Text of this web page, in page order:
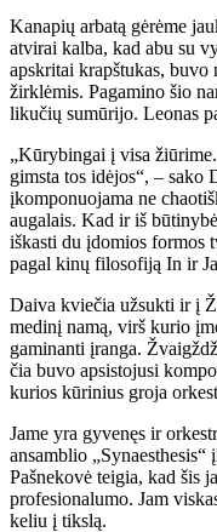
Kanapių arbatą gėrėme
atvirai kalba, kad abu su
apskritai krapštukas, buvo
žirklėmis. Pagamino šio
likučių sumūrijo. Leonas
„Kūrybingai į visa
gimsta tos idėjos“, – sako
įkomponuojama ne
augalais. Kad ir iš
iškasti du įdomios formos
pagal kinų filosofiją In ir
Daiva kviečia užsukti ir į
medinį namą, virš kurio
gaminanti įranga.
čia buvo apsistojusi
kurios kūrinius groja
Jame yra gyvenęs ir
ansamblio
Pašnekovė teigia, kad šis
profesionalumo. Jam
keliu į tikslą.